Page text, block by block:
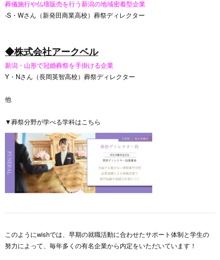
葬儀施行や仏壇販売を行う新潟の地域密着型企業
‐S・Wさん（新発田商業高校）葬祭ディレクター
◆株式会社アークベル
新潟・山形で冠婚葬祭を手掛ける企業
Y・Nさん（長岡英智高校）葬祭ディレクター
他
▼葬祭分野が学べる学科はこちら
このようにwishでは、早期の就職活動に合わせたサポート体制と学生の
努力によって、毎年多くの有名企業から内定をいただいています！